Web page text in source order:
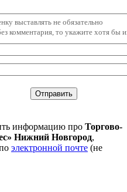
выставлять не обязательно
комментария, то укажите хотя бы
информацию про Торгово-
Нижний Новгород,
электронной почте (не